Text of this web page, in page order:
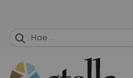
content